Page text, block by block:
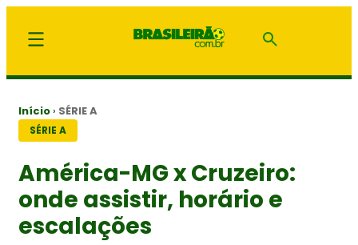
Início › SÉRIE A
SÉRIE A
América-MG x Cruzeiro:
onde assistir, horário e
escalações